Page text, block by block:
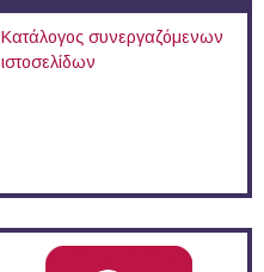
Κατάλογος συνεργαζόμενων
ιστοσελίδων